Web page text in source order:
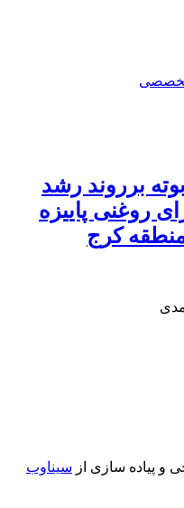
تخصصی
برروند رشد
روغنی پاییزه
و پیاده سازی از سیناوب